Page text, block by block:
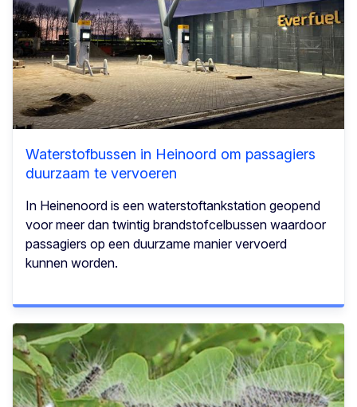
Waterstofbussen in Heinoord om passagiers
duurzaam te vervoeren
In Heinenoord is een waterstoftankstation geopend
voor meer dan twintig brandstofcelbussen waardoor
passagiers op een duurzame manier vervoerd
kunnen worden.